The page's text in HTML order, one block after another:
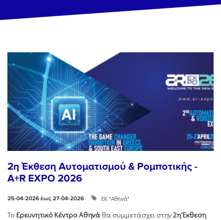
2η Έκθεση Αυτοματισμού & Ρομποτικής -
A+R EXPO 2026
25-04-2026 έως 27-04-2026 ΕΚ "Αθηνά"
Το Ερευνητικό Κέντρο Αθηνά θα συμμετάσχει στην2η Έκθεση